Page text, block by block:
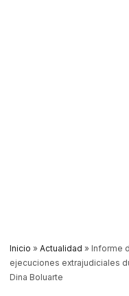
Inicio » Actualidad » Informe
ejecuciones extrajudiciales
Dina Boluarte